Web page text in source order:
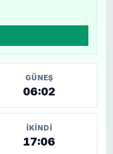
GÜNEŞ
06:02
İKINDI
17:06